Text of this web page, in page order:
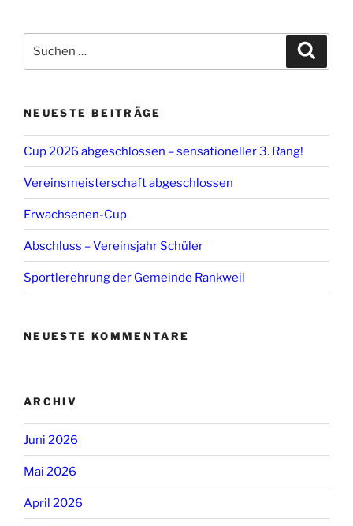
nach:
NEUESTE BEITRÄGE
Cup 2026 abgeschlossen – sensationeller 3. Rang!
Vereinsmeisterschaft abgeschlossen
Erwachsenen-Cup
Abschluss – Vereinsjahr Schüler
Sportlerehrung der Gemeinde Rankweil
NEUESTE KOMMENTARE
ARCHIV
Juni 2026
Mai 2026
April 2026